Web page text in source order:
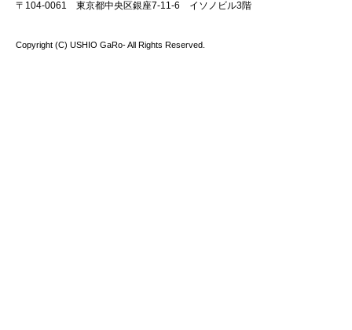
〒104-0061 東京都中央区銀座7-11-6 イソノビル3階
Copyright (C) USHIO GaRo- All Rights Reserved.